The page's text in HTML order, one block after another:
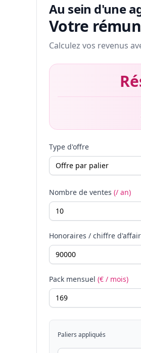
Au sein d'une
Votre
Calculez vos revenus
Type d'offre
Nombre de ventes (/ an)
Honoraires / chiffre
Pack mensuel (€ / mois)
Paliers appliqués